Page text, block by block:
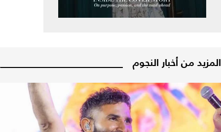
المزيد من أخبار النجوم